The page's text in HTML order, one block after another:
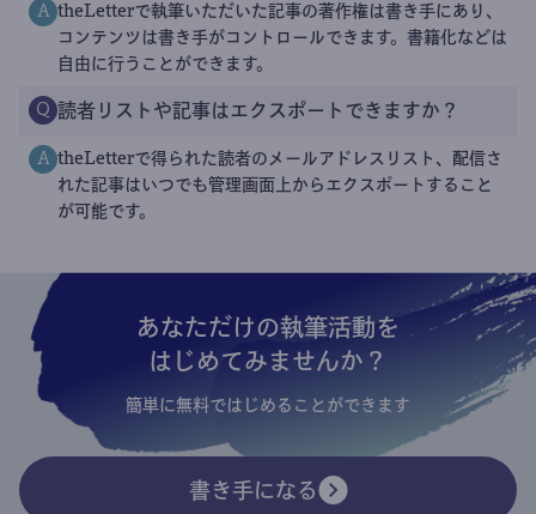
A theLetterで執筆いただいた記事の著作権は書き手にあり、
コンテンツは書き手がコントロールできます。書籍化などは
自由に行うことができます。
Q 読者リストや記事はエクスポートできますか？
A theLetterで得られた読者のメールアドレスリスト、配信さ
れた記事はいつでも管理画面上からエクスポートすること
が可能です。
あなただけの執筆活動を
はじめてみませんか？
簡単に無料ではじめることができます
書き手になる